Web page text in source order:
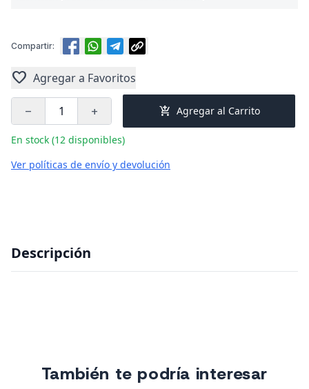
Compartir:
favorite Agregar a Favoritos
remove add add_shopping_cart Agregar al Carrito
En stock (12 disponibles)
Ver políticas de envío y devolución
Descripción
También te podría interesar